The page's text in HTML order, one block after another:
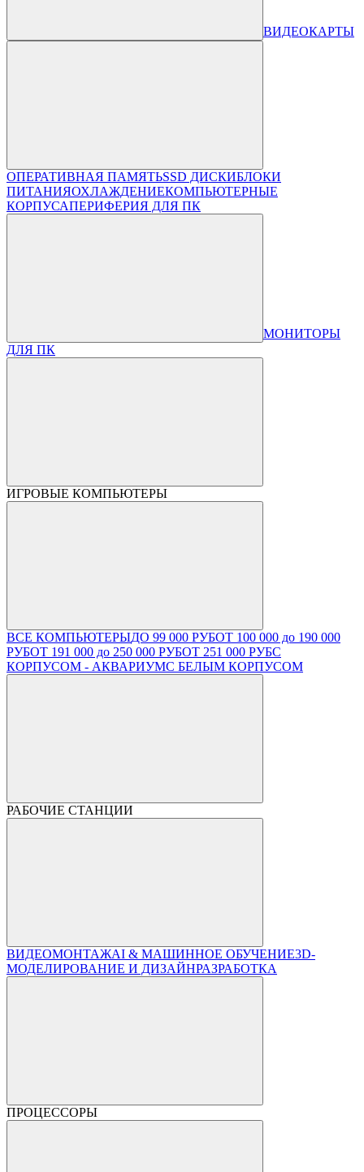
ВИДЕОКАРТЫ
ОПЕРАТИВНАЯ ПАМЯТЬSSD ДИСКИБЛОКИ
ПИТАНИЯОХЛАЖДЕНИЕКОМПЬЮТЕРНЫЕ
КОРПУСАПЕРИФЕРИЯ ДЛЯ ПК
МОНИТОРЫ
ДЛЯ ПК
ИГРОВЫЕ КОМПЬЮТЕРЫ
ВСЕ КОМПЬЮТЕРЫДО 99 000 РУБОТ 100 000 до 190 000
РУБОТ 191 000 до 250 000 РУБОТ 251 000 РУБС
КОРПУСОМ - АКВАРИУМС БЕЛЫМ КОРПУСОМ
РАБОЧИЕ СТАНЦИИ
ВИДЕОМОНТАЖAI & МАШИННОЕ ОБУЧЕНИЕ3D-
МОДЕЛИРОВАНИЕ И ДИЗАЙНРАЗРАБОТКА
ПРОЦЕССОРЫ